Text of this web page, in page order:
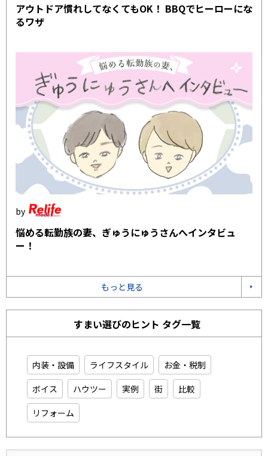
アウトドア慣れしてなくてもOK！ BBQでヒーローにな
るワザ
悩める転勤族の妻、ぎゅうにゅうさんへインタビュ
ー！
もっと見る
すまい選びのヒント タグ一覧
内装・設備 ライフスタイル
お金・税制
ボイス
ハウツー 実例 街
比較
リフォーム